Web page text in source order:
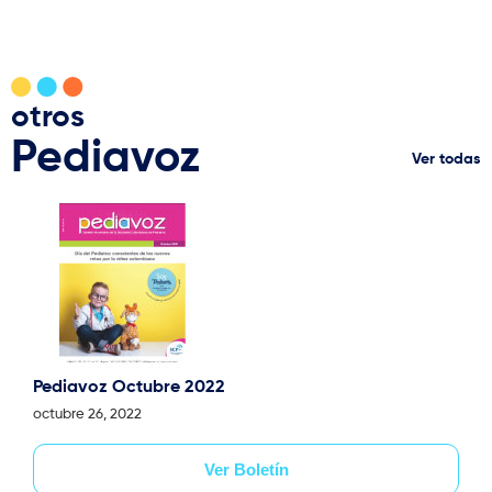
otros
Pediavoz Ver todas
Pediavoz Octubre 2022
octubre 26, 2022
Ver Boletín